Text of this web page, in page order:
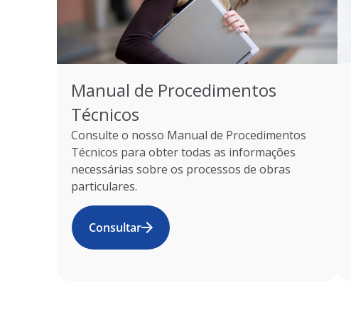
Manual de Procedimentos
Técnicos
Consulte o nosso Manual de Procedimentos
Técnicos para obter todas as informações
necessárias sobre os processos de obras
particulares.
Consultar